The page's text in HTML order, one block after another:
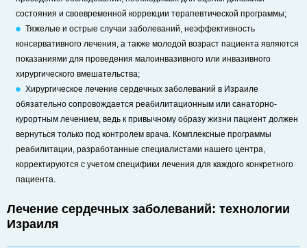
состояния и своевременной коррекции терапевтической программы;
Тяжелые и острые случаи заболеваний, неэффективность
консервативного лечения, а также молодой возраст пациента являются
показаниями для проведения малоинвазивного или инвазивного
хирургического вмешательства;
Хирургическое лечение сердечных заболеваний в Израиле
обязательно сопровождается реабилитационным или санаторно-
курортным лечением, ведь к привычному образу жизни пациент должен
вернуться только под контролем врача. Комплексные программы
реабилитации, разработанные специалистами нашего центра,
корректируются с учетом специфики лечения для каждого конкретного
пациента.
Лечение сердечных заболеваний: технологии
Израиля